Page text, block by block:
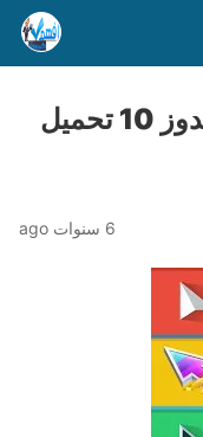
تغيير شكل مؤشر الفأرة ويندوز 10 تحميل
6 سنوات ago